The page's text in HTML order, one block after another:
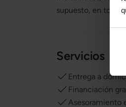
supuesto, en todo
Servicios
Entrega a
Financiación
Asesoramiento